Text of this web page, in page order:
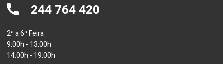
244 764 420
2ª a 6ª Feira
9:00h - 13:00h
14:00h - 19:00h